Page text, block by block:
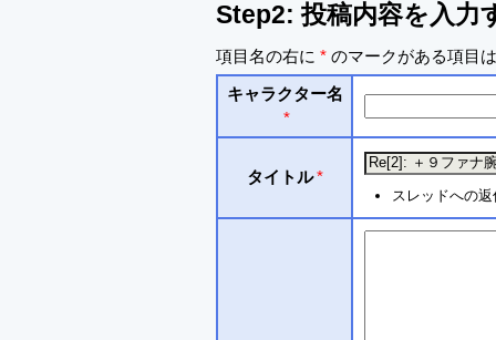
Step2: 投稿内容を入力
項目名の右に * のマークがある項目
キャラクター名
*
タイトル *
スレッドへの